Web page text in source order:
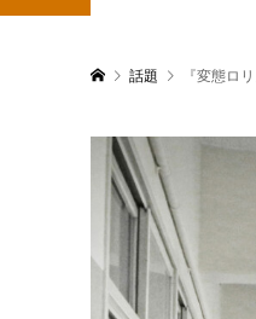
話題 『変態ロ